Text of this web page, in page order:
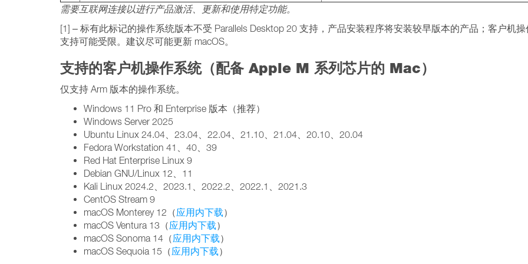
需要互联网连接以进行产品激活、更新和使用特定功能。
[1] – 标有此标记的操作系统版本不受 Parallels Desktop 20 支持，产品安装程序将安装较早版本的产品；客户机
支持可能受限。建议尽可能更新 macOS。
支持的客户机操作系统（配备 Apple M 系列芯片的 Mac）
仅支持 Arm 版本的操作系统。
Windows 11 Pro 和 Enterprise 版本（推荐）
Windows Server 2025
Ubuntu Linux 24.04、23.04、22.04、21.10、21.04、20.10、20.04
Fedora Workstation 41、40、39
Red Hat Enterprise Linux 9
Debian GNU/Linux 12、11
Kali Linux 2024.2、2023.1、2022.2、2022.1、2021.3
CentOS Stream 9
macOS Monterey 12（应用内下载）
macOS Ventura 13（应用内下载）
macOS Sonoma 14（应用内下载）
macOS Sequoia 15（应用内下载）